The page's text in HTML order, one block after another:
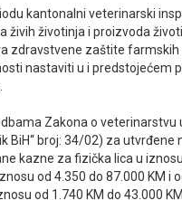
kantonalni veterinarski
živih životinja i proizvoda
zdravstvene zaštite farmskih
nastaviti u i predstojećem
Zakona o veterinarstvu
BiH“ broj: 34/02) za utvrđene
kazne za fizička lica u
od 4.350 do 87.000 KM i
od 1.740 KM do 43.000